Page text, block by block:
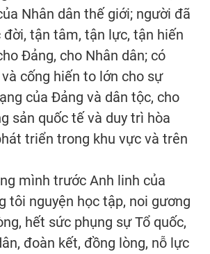
Nhân dân thế giới; người đã
đời, tận tâm, tận lực, tận hiến
Đảng, cho Nhân dân; có
cống hiến to lớn cho sự
của Đảng và dân tộc, cho
sản quốc tế và duy trì hòa
triển trong khu vực và trên
mình trước Anh linh của
tôi nguyện học tập, noi gương
hết sức phụng sự Tổ quốc,
đoàn kết, đồng lòng, nỗ lực